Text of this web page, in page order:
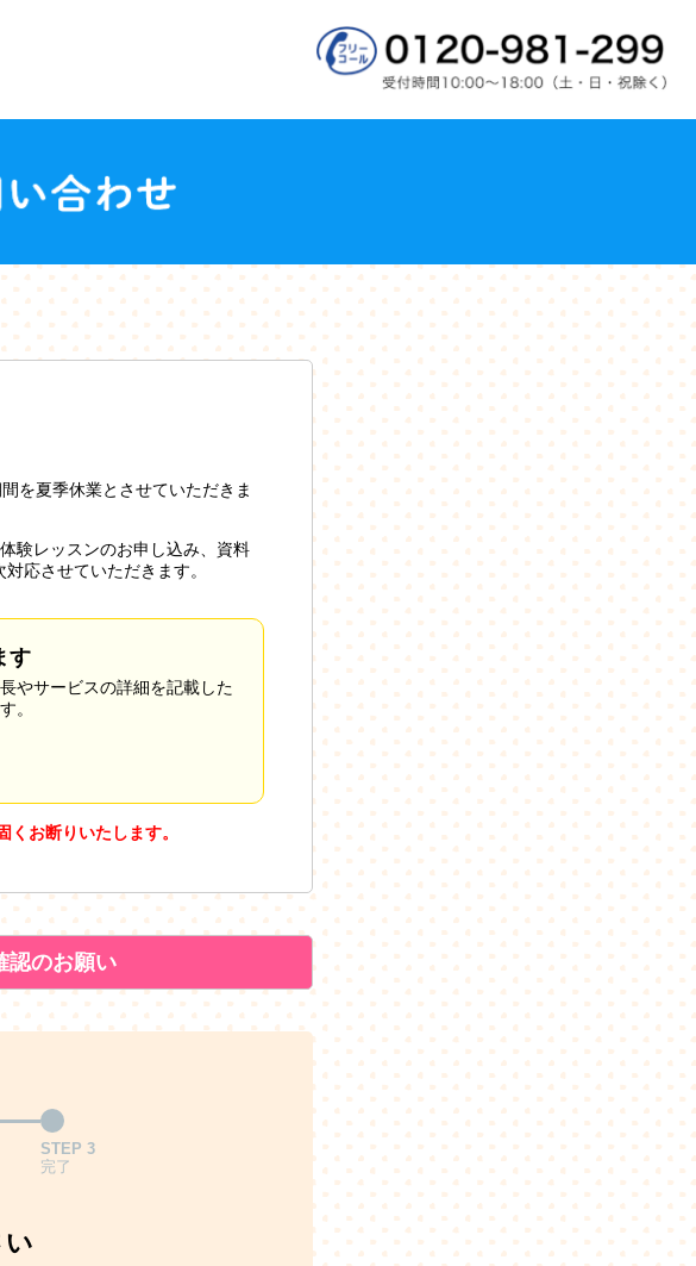
を夏季休業とさせていただきま
験レッスンのお申し込み、資料
応させていただきます。
す
やサービスの詳細を記載した
。
お断りいたします。
認のお願い
STEP 3
完了